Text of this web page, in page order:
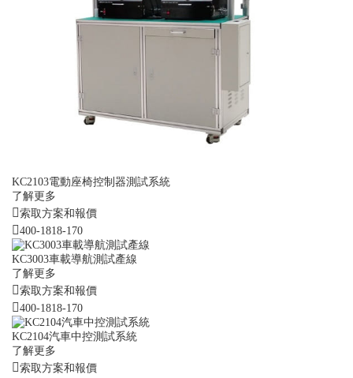
KC2103電動座椅控制器測試系統
了解更多
索取方案和報價
400-1818-170
KC3003車載導航測試產線
了解更多
索取方案和報價
400-1818-170
KC2104汽車中控測試系統
了解更多
索取方案和報價